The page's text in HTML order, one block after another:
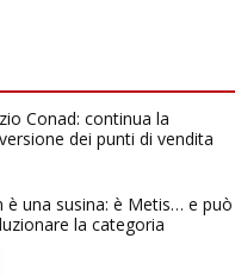
Conad: continua la
dei punti di vendita
è una susina: è Metis… e può
la categoria